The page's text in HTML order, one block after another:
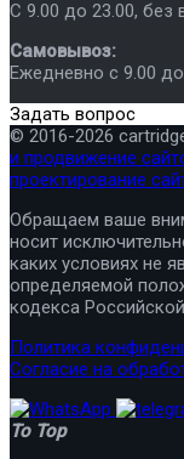
C 9.00 до 23.00, без
Самовывоз:
Ежедневно с 9.00
Задать вопрос
© 2016-2026
и продвижение
проектирование
Обращаем ваше
носит
каких условиях не
определяемой
кодекса
Политика
Согласие на
To Top